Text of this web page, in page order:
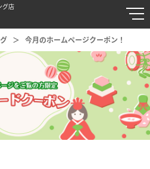
グ店
今月のホームページクーポン！